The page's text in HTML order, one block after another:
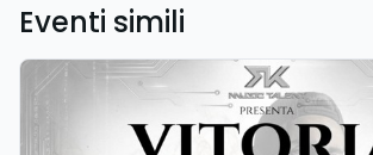
Eventi simili